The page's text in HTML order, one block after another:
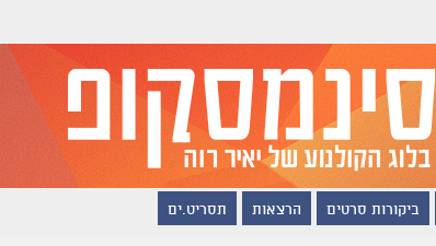
ביקורות סרטים הרצאות תסריט.ים